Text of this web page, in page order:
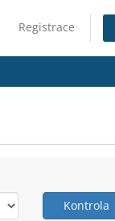
Registrace
Kontrola